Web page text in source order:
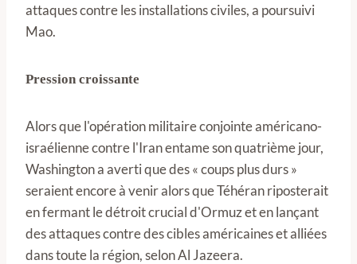
attaques contre les installations civiles, a poursuivi
Mao.
Pression croissante
Alors que l'opération militaire conjointe américano-
israélienne contre l'Iran entame son quatrième jour,
Washington a averti que des « coups plus durs »
seraient encore à venir alors que Téhéran riposterait
en fermant le détroit crucial d'Ormuz et en lançant
des attaques contre des cibles américaines et alliées
dans toute la région, selon Al Jazeera.